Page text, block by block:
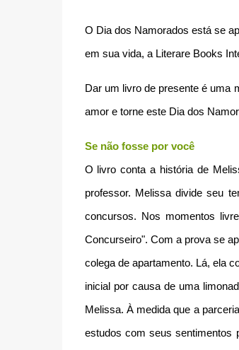
O Dia dos Namorados está se
em sua vida, a Literare Books
Dar um livro de presente é uma
amor e torne este Dia dos
Se não fosse por você
O livro conta a história de
professor. Melissa divide seu
concursos. Nos momentos
Concurseiro". Com a prova se
colega de apartamento. Lá, ela
inicial por causa de uma
Melissa. À medida que a
estudos com seus sentimentos